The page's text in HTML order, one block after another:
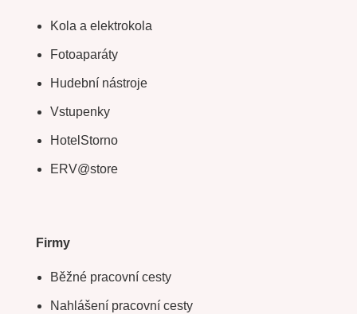
Kola a elektrokola
Fotoaparáty
Hudební nástroje
Vstupenky
HotelStorno
ERV@store
Firmy
Běžné pracovní cesty
Nahlášení pracovní cesty